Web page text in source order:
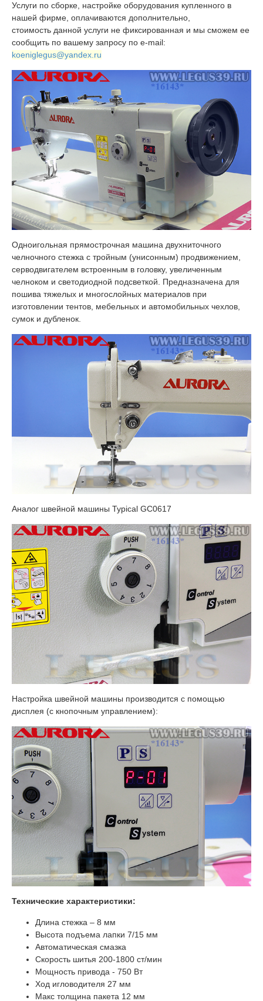
Услуги по сборке, настройке оборудования купленного в
нашей фирме, оплачиваются дополнительно,
стоимость данной услуги не фиксированная и мы сможем ее
сообщить по вашему запросу по e-mail:
koeniglegus@yandex.ru
Одноигольная прямострочная машина двухниточного
челночного стежка с тройным (унисонным) продвижением,
серводвигателем встроенным в головку, увеличенным
челноком и светодиодной подсветкой. Предназначена для
пошива тяжелых и многослойных материалов при
изготовлении тентов, мебельных и автомобильных чехлов,
сумок и дубленок.
Аналог швейной машины Typical GC0617
Настройка швейной машины производится с помощью
дисплея (с кнопочным управлением):
Технические характеристики:
Длина стежка – 8 мм
Высота подъема лапки 7/15 мм
Автоматическая смазка
Скорость шитья 200-1800 ст/мин
Мощность привода - 750 Вт
Ход игловодителя 27 мм
Макс толщина пакета 12 мм